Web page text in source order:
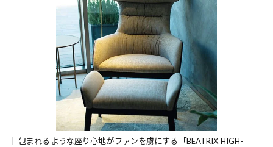
包まれるような座り心地がファンを虜にする「BEATRIX HIGH-